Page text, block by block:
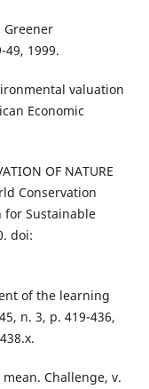
Greener
1999.
valuation
Economic
OF NATURE
Conservation
for Sustainable
doi:
of the learning
n. 3, p. 419-436,
Challenge, v.